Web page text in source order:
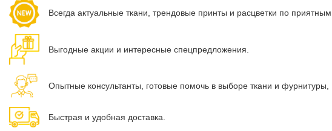
Всегда актуальные ткани, трендовые принты и расцветки по
Выгодные акции и интересные спецпредложения.
Опытные консультанты, готовые помочь в выборе ткани и
Быстрая и удобная доставка.